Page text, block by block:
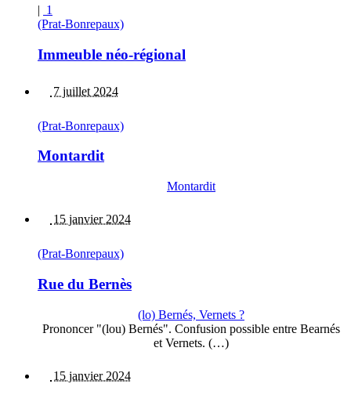
| 1
(Prat-Bonrepaux)
Immeuble néo-régional
7 juillet 2024
(Prat-Bonrepaux)
Montardit
Montardit
15 janvier 2024
(Prat-Bonrepaux)
Rue du Bernès
(lo) Bernés, Vernets ?
Prononcer "(lou) Bernés". Confusion possible entre Bearnés
et Vernets. (…)
15 janvier 2024